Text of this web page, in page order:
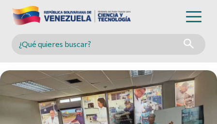
Buscar en MINCYT